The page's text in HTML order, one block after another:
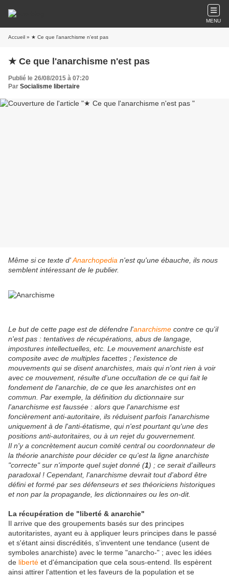
MENU
Accueil » ★ Ce que l'anarchisme n'est pas
★ Ce que l'anarchisme n'est pas
Publié le 26/08/2015 à 07:20
Par Socialisme libertaire
Même si ce texte d'Anarchopedia n'est qu'une ébauche, ils nous
semblent intéressant de le publier.
Le but de cette page est de défendre l'anarchisme contre ce qu'il
n'est pas : tentatives de récupérations, abus de langage,
impostures intellectuelles, etc. Le mouvement anarchiste est
composite avec de multiples facettes ; l'existence de
mouvements qui se disent anarchistes, mais qui n'ont rien à voir
avec ce mouvement, résulte d'une occultation de ce qui fait le
fondement de l'anarchie, de ce que les anarchistes ont en
commun. Par exemple, la définition du dictionnaire sur
l'anarchisme est faussée : alors que l'anarchisme est
foncièrement anti-autoritaire, ils réduisent parfois l'anarchisme
uniquement à de l'anti-étatisme, qui n'est pourtant qu'une des
positions anti-autoritaires, ou à un rejet du gouvernement.
Il n'y a concrètement aucun comité central ou coordonnateur de
la théorie anarchiste pour décider ce qu'est la ligne anarchiste
"correcte" sur n'importe quel sujet donné (1) ; ce serait d'ailleurs
paradoxal ! Cependant, l'anarchisme devrait tout d'abord être
défini et formé par ses défenseurs et ses théoriciens historiques
et non par la propagande, les dictionnaires ou les on-dit.
La récupération de "liberté & anarchie"
Il arrive que des groupements basés sur des principes
autoritaristes, ayant eu à appliquer leurs principes dans le passé
et s'étant ainsi discrédités, s'inventent une tendance (usent de
symboles anarchiste) avec le terme "anarcho-" ; avec les idées
de liberté et d'émancipation que cela sous-entend. Ils espèrent
ainsi attirer l'attention et les faveurs de la population et se